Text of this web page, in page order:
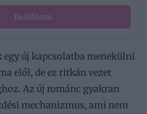
Beállítom
egy új kapcsolatba menekülni
elől, de ez ritkán vezet
Az új románc gyakran
mechanizmus, ami nem